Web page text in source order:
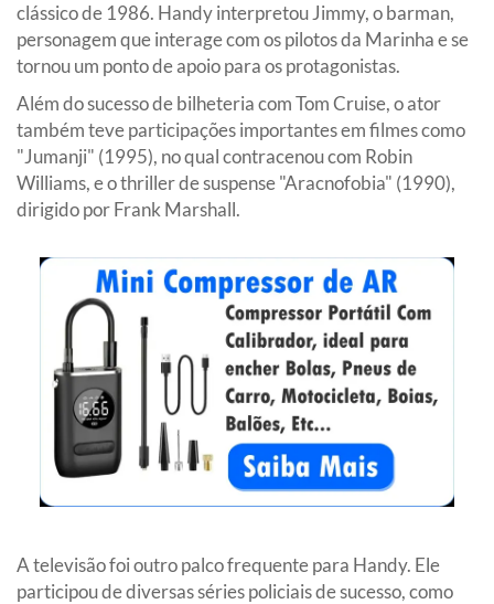
clássico de 1986. Handy interpretou Jimmy, o barman,
personagem que interage com os pilotos da Marinha e se
tornou um ponto de apoio para os protagonistas.
Além do sucesso de bilheteria com Tom Cruise, o ator
também teve participações importantes em filmes como
"Jumanji" (1995), no qual contracenou com Robin
Williams, e o thriller de suspense "Aracnofobia" (1990),
dirigido por Frank Marshall.
A televisão foi outro palco frequente para Handy. Ele
participou de diversas séries policiais de sucesso, como